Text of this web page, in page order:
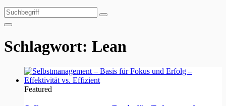
Suchen
nach:
Suchen
Schlagwort: Lean
Featured